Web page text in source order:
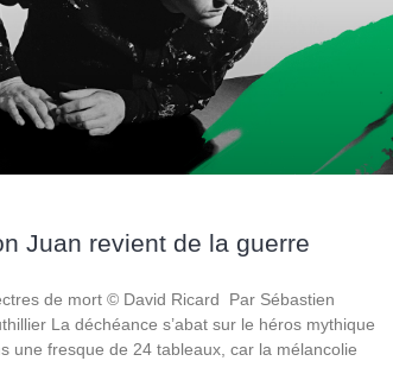
Juan revient de la guerre
de mort © David Ricard Par Sébastien
La déchéance s’abat sur le héros mythique
une fresque de 24 tableaux, car la mélancolie